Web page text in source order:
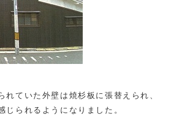
れていた外壁は焼杉板に張替えられ、
じられるようになりました。